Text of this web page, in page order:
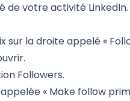
sur la droite appelé «
« Make follow